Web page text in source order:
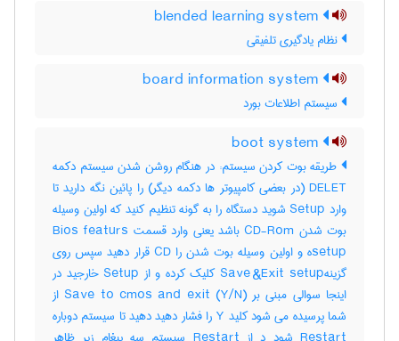
نظام یادگیری تلفیقی
سیستم اطلاعات بورد
طریقه بوت کردن سیستم: در هنگام روشن شدن سیستم دکمه
DELET (در بعضی کامپیوتر ها دکمه دیگر) را پائین نگه دارید تا
وارد Setup شوید دستگاه را به گونه تنظیم کنید که اولین وسیله
بوت شدن CD-Rom باشد یعنی وارد قسمت Bios featurs
setupه و اولین وسیله بوت شدن را CD قرار دهید سپس روی
گزینهSave &Exit setup کلیک کرده و از Setup خارجید در
اینجا سوالی مبنی بر (Save to cmos and exit (Y/N از
شما پرسیده می شود کلید Y را فشار دهید دهید تا سیستم دوباره